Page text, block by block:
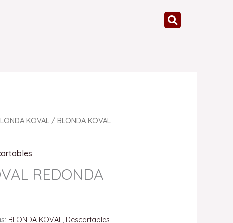
KOVAL / BLONDA KOVAL
REDONDA
BLONDA KOVAL, Descartables